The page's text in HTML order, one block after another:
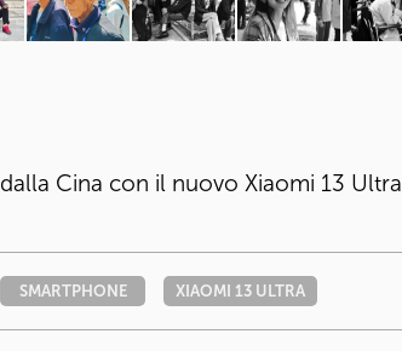
Cina con il nuovo Xiaomi 13 Ultra
SMARTPHONE XIAOMI 13 ULTRA